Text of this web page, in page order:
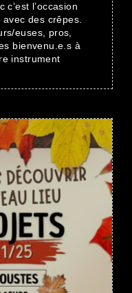
l’occasion
des crêpes.
euses, pros,
bienvenu.e.s à
instrument